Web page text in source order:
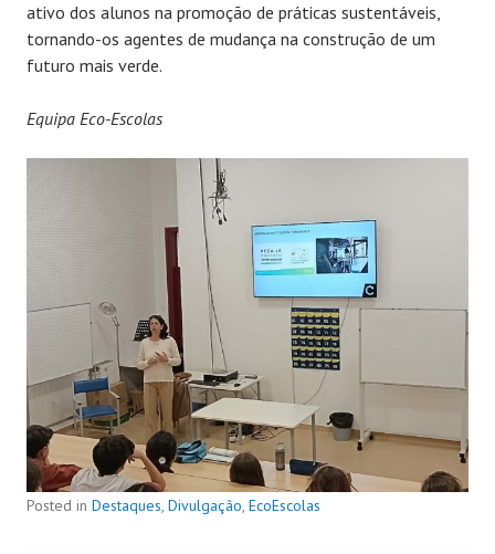
ativo dos alunos na promoção de práticas sustentáveis,
tornando-os agentes de mudança na construção de um
futuro mais verde.
Equipa Eco-Escolas
Posted in Destaques, Divulgação, EcoEscolas